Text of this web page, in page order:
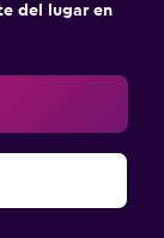
del lugar en